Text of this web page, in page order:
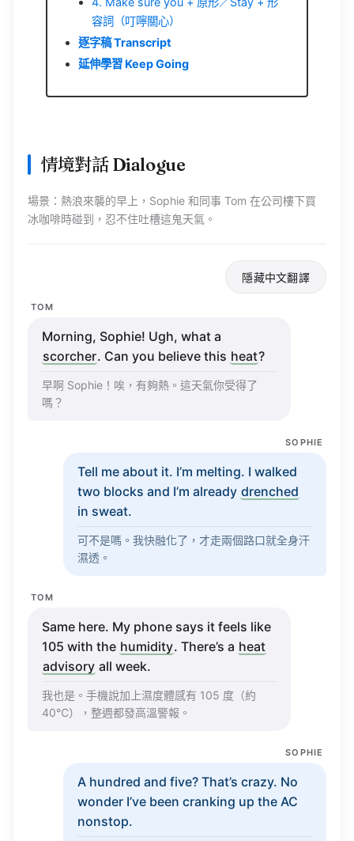
容詞（叮嚀關心）
逐字稿 Transcript
延伸學習 Keep Going
情境對話 Dialogue
場景：熱浪來襲的早上， Sophie 和同事 Tom 在公司樓下買
冰咖啡時碰到，忍不住吐槽這鬼天氣。
隱藏中文翻譯
TOM
Morning, Sophie! Ugh, what a
scorcher. Can you believe this heat?
早啊 Sophie ！唉，有夠熱。這天氣你受得了
嗎？
SOPHIE
Tell me about it. I’m melting. Iwalked
two blocks and I’m already drenched
in sweat.
可不是嗎。我快融化了，才走兩個路口就全身汗
濕透。
TOM
Same here. My phone says it feels like
105 with the humidity. There’s a heat
advisory all week.
我也是。手機說加上濕度體感有 105 度（約
40℃），整週都發高溫警報。
SOPHIE
A hundred and five? That’scrazy. No
wonder I’ve beencranking up the AC
nonstop.